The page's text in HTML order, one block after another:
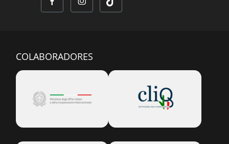
COLABORADORES